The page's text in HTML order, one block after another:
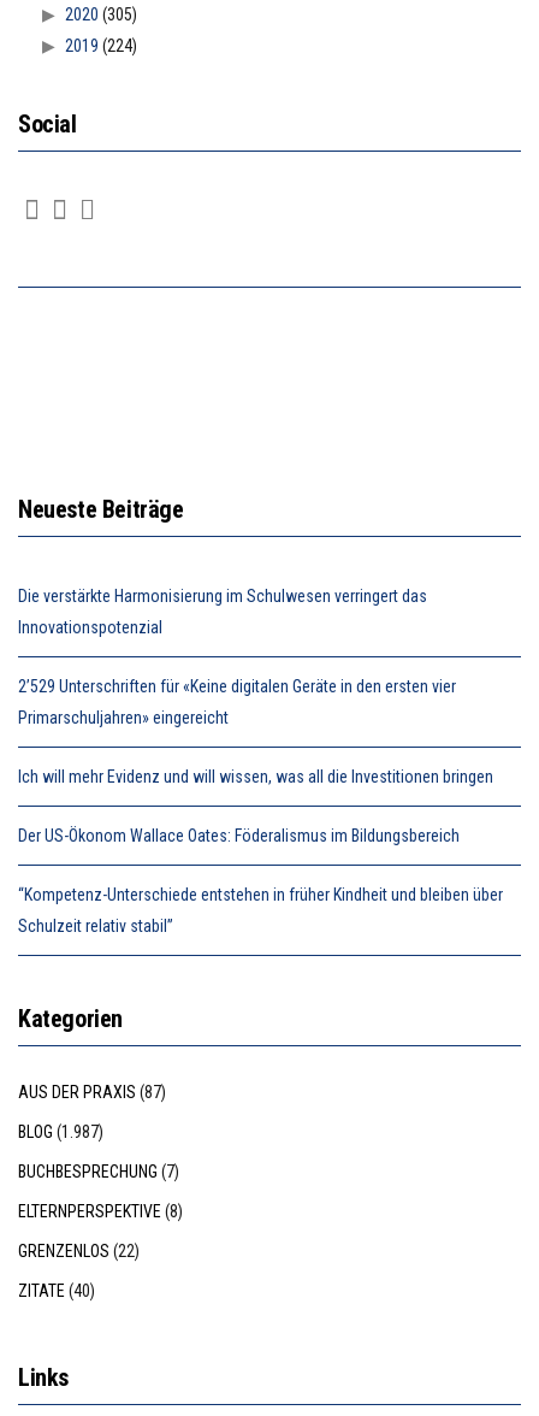
2020 (305)
2019 (224)
Social
Neueste Beiträge
Die verstärkte Harmonisierung im Schulwesen verringert das
Innovationspotenzial
2’529 Unterschriften für «Keine digitalen Geräte in den ersten vier
Primarschuljahren» eingereicht
Ich will mehr Evidenz und will wissen, was all die Investitionen bringen
Der US-Ökonom Wallace Oates: Föderalismus im Bildungsbereich
“Kompetenz-Unterschiede entstehen in früher Kindheit und bleiben über
Schulzeit relativ stabil”
Kategorien
AUS DER PRAXIS (87)
BLOG (1.987)
BUCHBESPRECHUNG (7)
ELTERNPERSPEKTIVE(8)
GRENZENLOS (22)
ZITATE(40)
Links